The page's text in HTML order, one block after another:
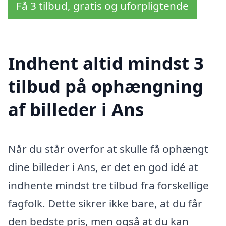
Få 3 tilbud, gratis og uforpligtende
Indhent altid mindst 3
tilbud på ophængning
af billeder i Ans
Når du står overfor at skulle få ophængt
dine billeder i Ans, er det en god idé at
indhente mindst tre tilbud fra forskellige
fagfolk. Dette sikrer ikke bare, at du får
den bedste pris, men også at du kan